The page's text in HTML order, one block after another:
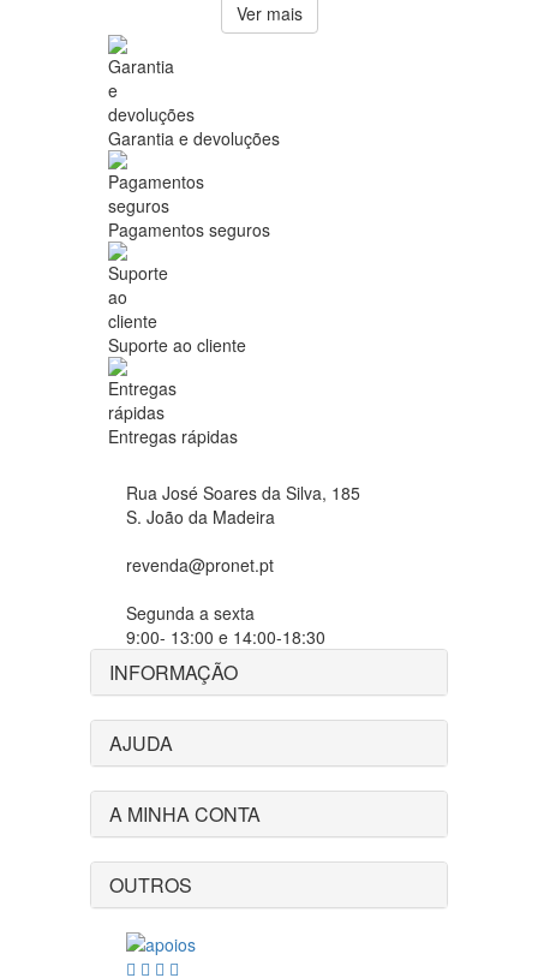
Ver mais
Garantia e devoluções
Pagamentos seguros
Suporte ao cliente
Entregas rápidas
Rua José Soares da Silva, 185
S. João da Madeira
revenda@pronet.pt
Segunda a sexta
9:00- 13:00 e 14:00-18:30
INFORMAÇÃO
AJUDA
A MINHA CONTA
OUTROS